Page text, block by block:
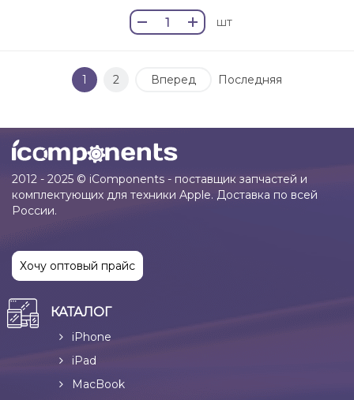
шт
1 2 Вперед Последняя
2012 - 2025 © iComponents - поставщик запчастей и
комплектующих для техники Apple. Доставка по всей
России.
Хочу оптовый прайс
КАТАЛОГ
iPhone
iPad
MacBook